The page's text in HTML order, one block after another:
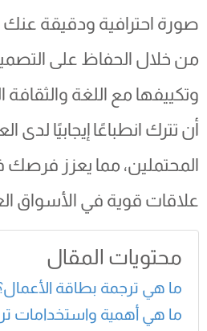
صورة احترافية ودقيقة
من خلال الحفاظ على
وتكييفها مع اللغة
أن تترك انطباعًا إيجابيًا لدى
المحتملين، مما يعزز فرصك
علاقات قوية في الأسواق
محتويات المقال
ما هي ترجمة بطاقة الأعمال؟
ما هي أهمية واستخدامات